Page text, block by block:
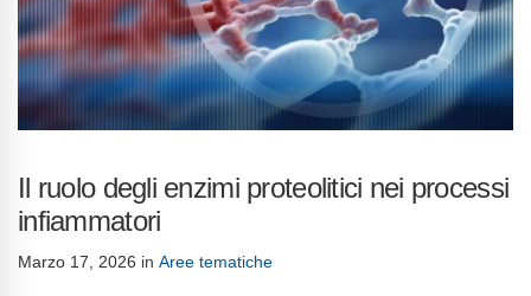
Il ruolo degli enzimi proteolitici nei processi
infiammatori
Marzo 17, 2026 in Aree tematiche